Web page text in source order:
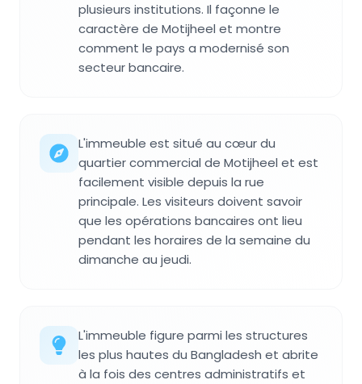
plusieurs institutions. Il façonne le
caractère de Motijheel et montre
comment le pays a modernisé son
secteur bancaire.
L'immeuble est situé au cœur du
quartier commercial de Motijheel et est
facilement visible depuis la rue
principale. Les visiteurs doivent savoir
que les opérations bancaires ont lieu
pendant les horaires de la semaine du
dimanche au jeudi.
L'immeuble figure parmi les structures
les plus hautes du Bangladesh et abrite
à la fois des centres administratifs et